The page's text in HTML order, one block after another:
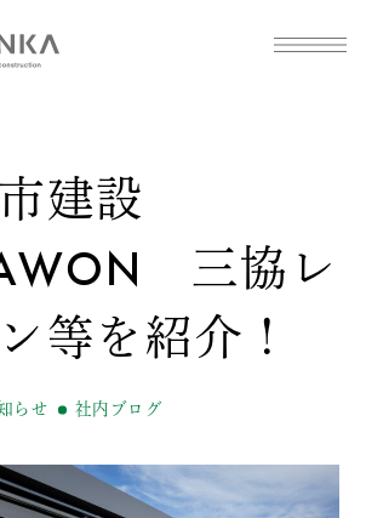
建設
三協レ
等を紹介！
らせ 社内ブログ